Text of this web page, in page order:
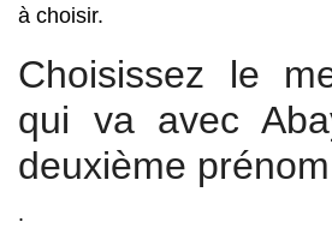
à choisir.
Choisissez le
qui va avec
deuxième prénom
.